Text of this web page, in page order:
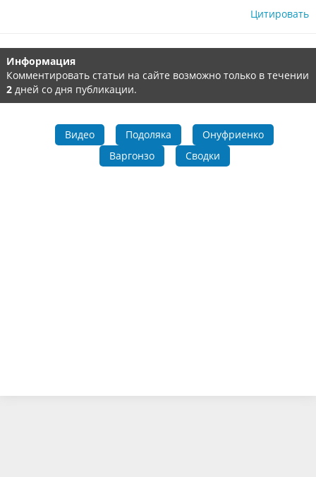
Цитировать
Информация
Комментировать статьи на сайте возможно только в течении
2 дней со дня публикации.
Видео Подоляка
Онуфриенко
Варгонзо
Сводки